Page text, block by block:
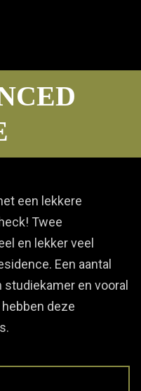
een lekkere
Twee
en lekker veel
Een aantal
en vooral
deze